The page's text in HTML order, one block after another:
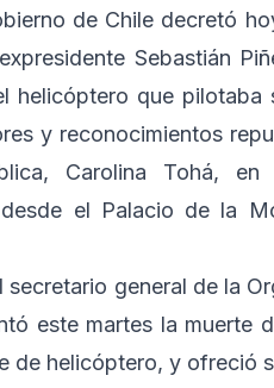
de Chile decretó
Sebastián
helicóptero que
y reconocimientos
Carolina Tohá,
el Palacio de la
secretario general de la
este martes la muerte
de helicóptero, y ofreció